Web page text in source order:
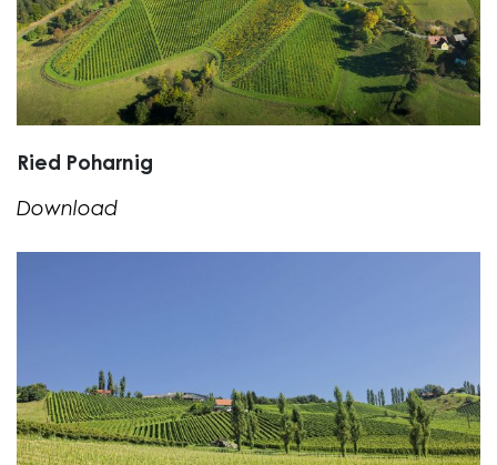
Ried Poharnig
Download